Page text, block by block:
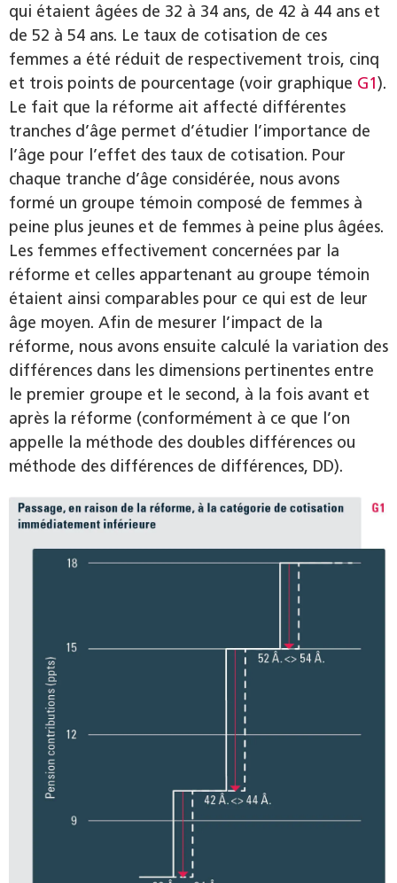
qui étaient âgées de 32 à 34 ans, de 42 à 44 ans et
de 52 à 54 ans. Le taux de cotisation de ces
femmes a été réduit de respectivement trois, cinq
et trois points de pourcentage (voir graphique G1).
Le fait que la réforme ait affecté différentes
tranches d’âge permet d’étudier l’importance de
l’âge pour l’effet des taux de cotisation. Pour
chaque tranche d’âge considérée, nous avons
formé un groupe témoin composé de femmes à
peine plus jeunes et de femmes à peine plus âgées.
Les femmes effectivement concernées par la
réforme et celles appartenant au groupe témoin
étaient ainsi comparables pour ce qui est de leur
âge moyen. Afin de mesurer l’impact de la
réforme, nous avons ensuite calculé la variation des
différences dans les dimensions pertinentes entre
le premier groupe et le second, à la fois avant et
après la réforme (conformément à ce que l’on
appelle la méthode des doubles différences ou
méthode des différences de différences, DD).